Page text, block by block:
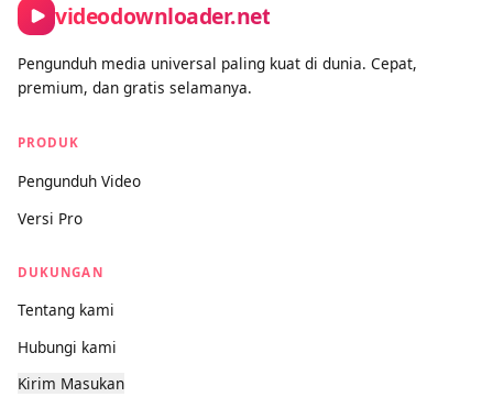
videodownloader.net is designed for legitimate personal use
cases: saving your own social media content, downloading
open-license and Creative Commons videos, and accessing
publicly available media you have the right to keep. We actively
block platforms where downloading is prohibited by the
for any content concerns.
videodownloader.net
Pengunduh media universal paling kuat di dunia. Cepat,